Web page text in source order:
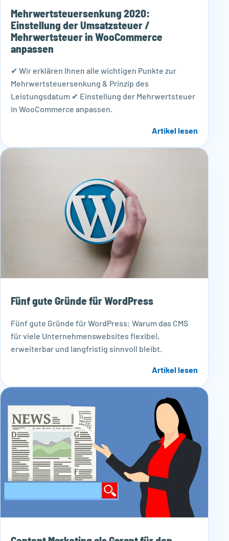
Mehrwertsteuersenkung 2020:
Einstellung der Umsatzsteuer /
Mehrwertsteuer in WooCommerce
anpassen
✔ Wir erklären Ihnen alle wichtigen Punkte zur
Mehrwertsteuersenkung & Prinzip des
Leistungsdatum ✔ Einstellung der Mehrwertsteuer
in WooCommerce anpassen.
Artikel lesen
Fünf gute Gründe für WordPress
Fünf gute Gründe für WordPress: Warum das CMS
für viele Unternehmenswebsites flexibel,
erweiterbar und langfristig sinnvoll bleibt.
Artikel lesen